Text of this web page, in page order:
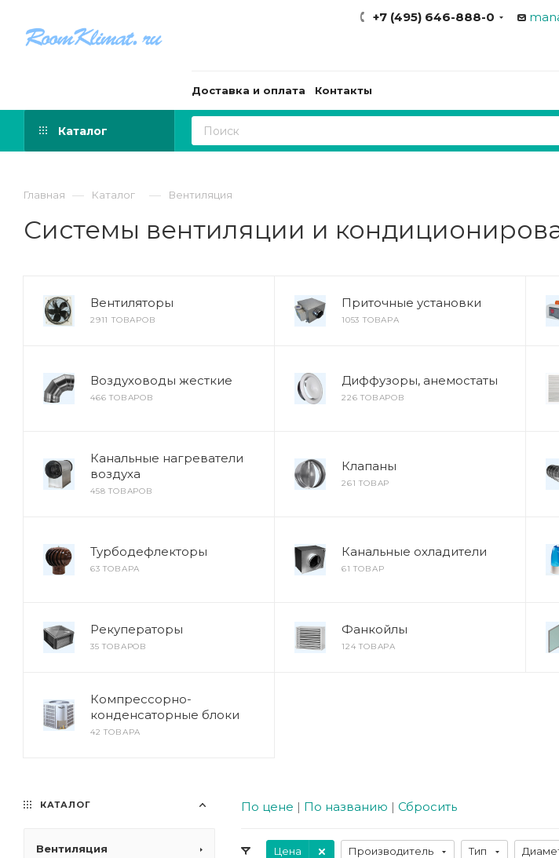
+7 (495) 646-888-0
Доставка и оплата Контакты
Каталог
Главная — Каталог — Вентиляция
Системы вентиляции и
Вентиляторы
2911 ТОВАРОВ
Приточные установки
1053 ТОВАРА
Воздуховоды жесткие
466 ТОВАРОВ
Диффузоры, анемостаты
226 ТОВАРОВ
Канальные нагреватели
воздуха
458 ТОВАРОВ
Клапаны
261 ТОВАР
Турбодефлекторы
63 ТОВАРА
Канальные охладители
61 ТОВАР
Рекуператоры
35 ТОВАРОВ
Фанкойлы
124 ТОВАРА
Компрессорно-
конденсаторные блоки
42 ТОВАРА
По цене | По названию | Сбросить
Цена Производитель Тип
КАТАЛОГ
Вентиляция